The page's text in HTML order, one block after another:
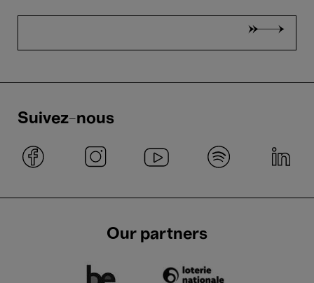
Suivez-nous
Our partners